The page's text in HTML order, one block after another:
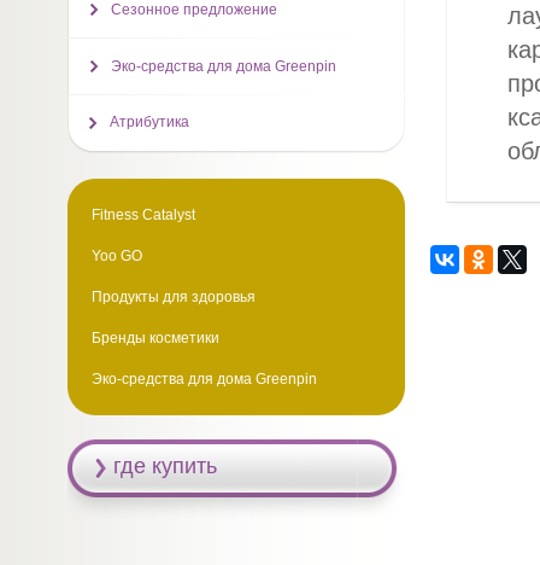
Сезонное предложение
Эко-средства для дома Greenpin
Атрибутика
Fitness Catalyst
Yoo GO
Продукты для здоровья
Бренды косметики
Эко-средства для дома Greenpin
где купить